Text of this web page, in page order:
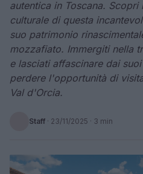
autentica in Toscana.
culturale di questa
suo patrimonio
mozzafiato. Immergiti nella
e lasciati affascinare dai
perdere l'opportunità di
Val d'Orcia.
Staff · 23/11/2025 · 3 min